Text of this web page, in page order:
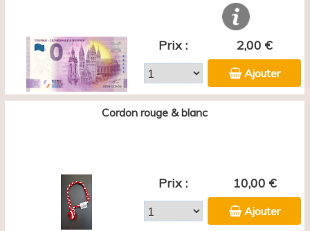
Prix : 2,00 €
Ajouter
Cordon rouge & blanc
Prix : 10,00 €
Ajouter